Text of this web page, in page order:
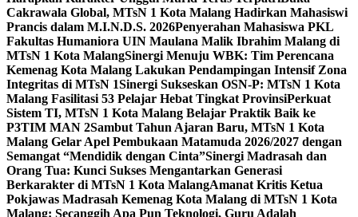
Cakrawala Global, MTsN 1 Kota Malang Hadirkan Mahasiswi
Prancis dalam M.I.N.D.S. 2026Penyerahan Mahasiswa PKL
Fakultas Humaniora UIN Maulana Malik Ibrahim Malang di
MTsN 1 Kota MalangSinergi Menuju WBK: Tim Perencana
Kemenag Kota Malang Lakukan Pendampingan Intensif Zona
Integritas di MTsN 1Sinergi Sukseskan OSN-P: MTsN 1 Kota
Malang Fasilitasi 53 Pelajar Hebat Tingkat ProvinsiPerkuat
Sistem TI, MTsN 1 Kota Malang Belajar Praktik Baik ke
P3TIM MAN 2Sambut Tahun Ajaran Baru, MTsN 1 Kota
Malang Gelar Apel Pembukaan Matamuda 2026/2027 dengan
Semangat “Mendidik dengan Cinta”Sinergi Madrasah dan
Orang Tua: Kunci Sukses Mengantarkan Generasi
Berkarakter di MTsN 1 Kota MalangAmanat Kritis Ketua
Pokjawas Madrasah Kemenag Kota Malang di MTsN 1 Kota
Malang: Secanggih Apa Pun Teknologi, Guru Adalah